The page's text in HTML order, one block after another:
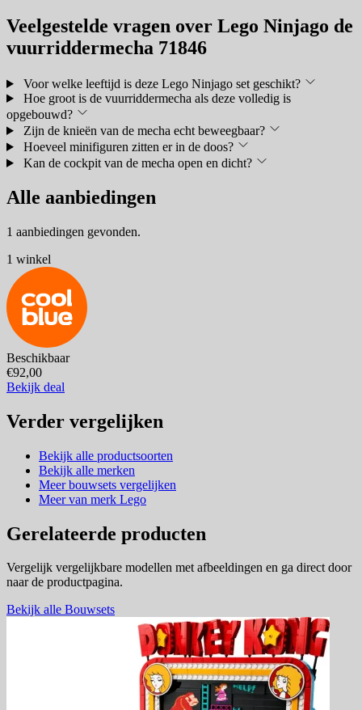
Veelgestelde vragen over Lego Ninjago de
vuurriddermecha 71846
Voor welke leeftijd is deze Lego Ninjago set geschikt?
Hoe groot is de vuurriddermecha als deze volledig is
opgebouwd?
Zijn de knieën van de mecha echt beweegbaar?
Hoeveel minifiguren zitten er in de doos?
Kan de cockpit van de mecha open en dicht?
Alle aanbiedingen
1 aanbiedingen gevonden.
1 winkel
Beschikbaar
€92,00
Bekijk deal
Verder vergelijken
Bekijk alle productsoorten
Bekijk alle merken
Meer bouwsets vergelijken
Meer van merk Lego
Gerelateerde producten
Vergelijk vergelijkbare modellen met afbeeldingen en ga direct door
naar de productpagina.
Bekijk alle Bouwsets